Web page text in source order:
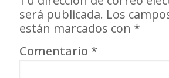
será publicada. Los
están marcados con *
Comentario *